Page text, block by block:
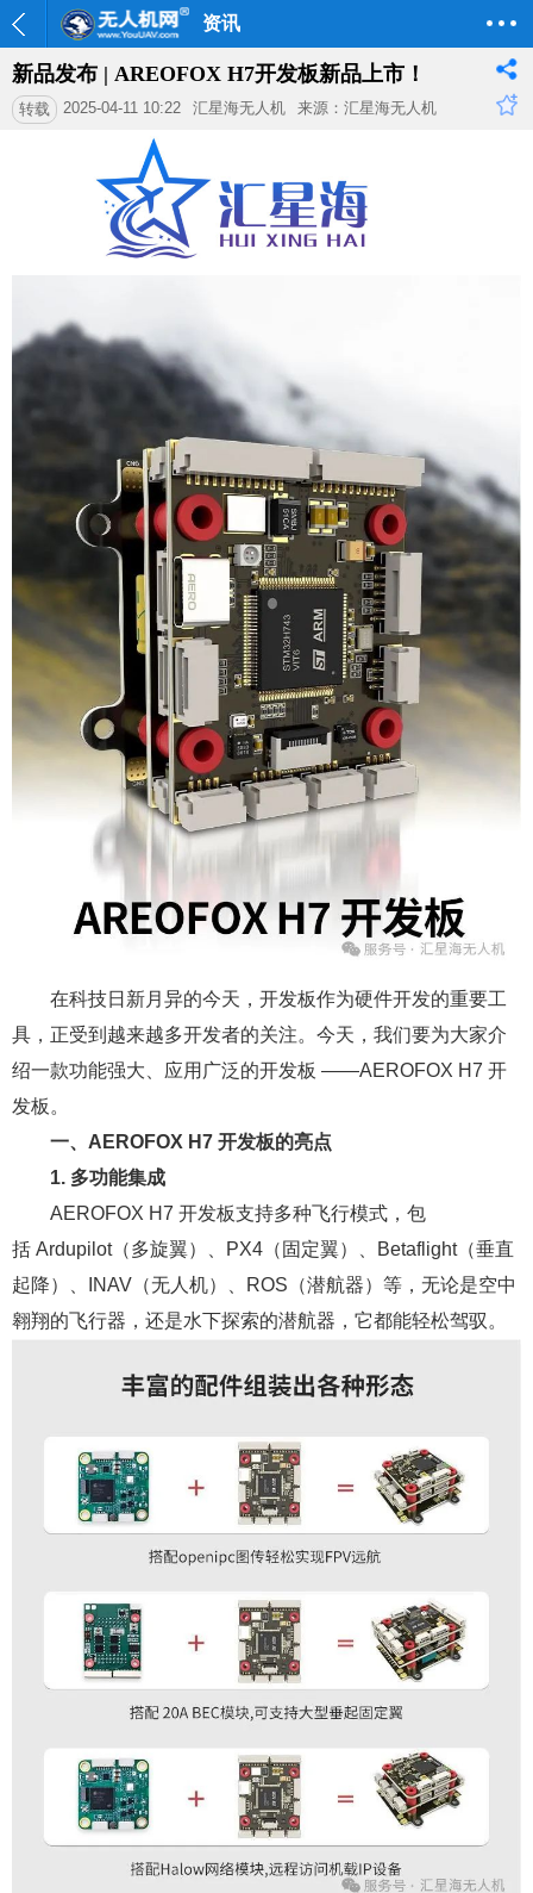
资讯
新品发布 | AREOFOX H7开发板新品上市！
转载 2025-04-11 10:22 汇星海无人机 来源：汇星海无人机
在科技日新月异的今天，开发板作为硬件开发的重要工
具，正受到越来越多开发者的关注。今天，我们要为大家介
绍一款功能强大、应用广泛的开发板 ——AEROFOX H7 开
发板。
一、AEROFOX H7 开发板的亮点
1. 多功能集成
AEROFOX H7 开发板支持多种飞行模式，包
括 Ardupilot（多旋翼）、PX4（固定翼）、Betaflight（垂直
起降）、INAV（无人机）、ROS（潜航器）等，无论是空中
翱翔的飞行器，还是水下探索的潜航器，它都能轻松驾驭。